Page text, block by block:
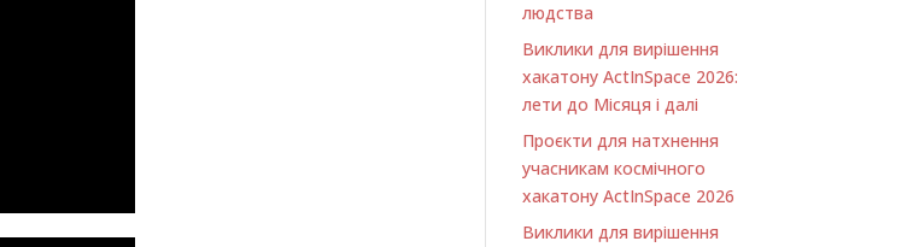
людства
Виклики для вирішення
хакатону ActInSpace 2026:
лети до Місяця і далі
Проєкти для натхнення
учасникам космічного
хакатону ActInSpace 2026
Виклики для вирішення